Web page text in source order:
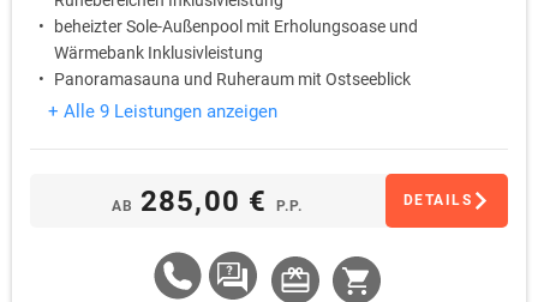
beheizter Sole-Außenpool mit Erholungsoase und
Wärmebank Inklusivleistung
Panoramasauna und Ruheraum mit Ostseeblick
Inklusivleistung
+ Alle 9 Leistungen anzeigen
AB 285,00 € P.P. DETAILS